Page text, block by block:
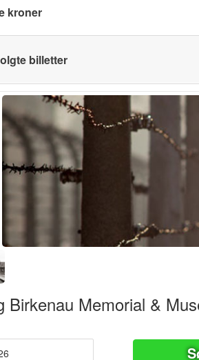
kroner
billetter
Birkenau Memorial &